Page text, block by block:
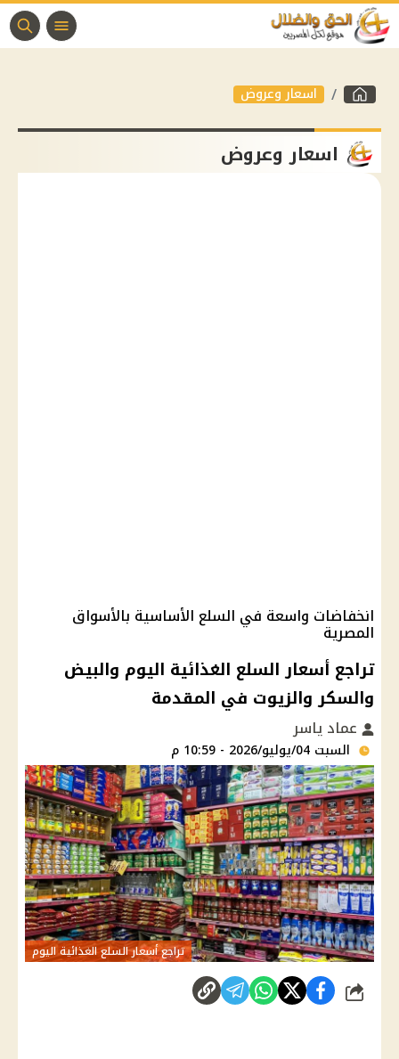
اسعار وعروض
اسعار وعروض
انخفاضات واسعة في السلع الأساسية بالأسواق
المصرية
تراجع أسعار السلع الغذائية اليوم والبيض
والسكر والزيوت في المقدمة
عماد ياسر
السبت 04/يوليو/2026 - 10:59 م
تراجع أسعار السلع الغذائية اليوم
شارك